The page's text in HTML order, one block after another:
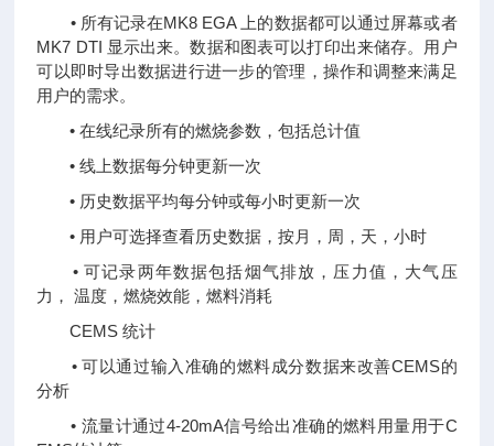
• 所有记录在MK8 EGA 上的数据都可以通过屏幕或者
MK7 DTI 显示出来。数据和图表可以打印出来储存。用户
可以即时导出数据进行进一步的管理，操作和调整来满足
用户的需求。
• 在线纪录所有的燃烧参数，包括总计值
• 线上数据每分钟更新一次
• 历史数据平均每分钟或每小时更新一次
• 用户可选择查看历史数据，按月，周，天，小时
• 可记录两年数据包括烟气排放，压力值，大气压
力， 温度，燃烧效能，燃料消耗
CEMS 统计
• 可以通过输入准确的燃料成分数据来改善CEMS的
分析
• 流量计通过4-20mA信号给出准确的燃料用量用于C